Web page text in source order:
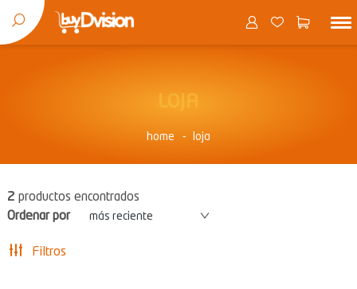
home loja
2 productos encontrados
Ordenar por
más reciente
Filtros